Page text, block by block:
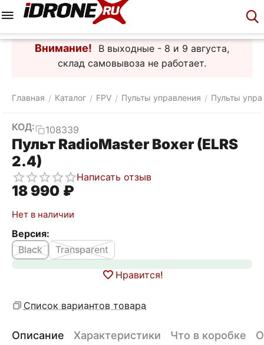
Внимание!
В выходные - 8 и 9 августа,
склад самовывоза не работает.
Главная / Каталог / FPV / Пульты управления / Пульты
КОД: 108339
Пульт RadioMaster Boxer (ELRS
2.4)
Написать отзыв
18 990 ₽
Нет в наличии
Версия:
Black
Transparent
Нравится!
Список вариантов товара
Описание Характеристики Что в коробке
Корзина